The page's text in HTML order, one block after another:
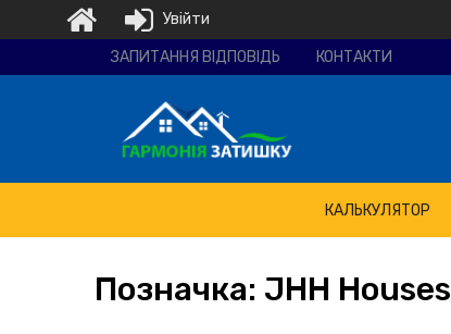
будівельна
ЗАПИТАННЯ ВІДПОВІДЬ КОНТАКТИ
КАЛЬКУЛЯТОР
Позначка: JHH Houses
Увійти